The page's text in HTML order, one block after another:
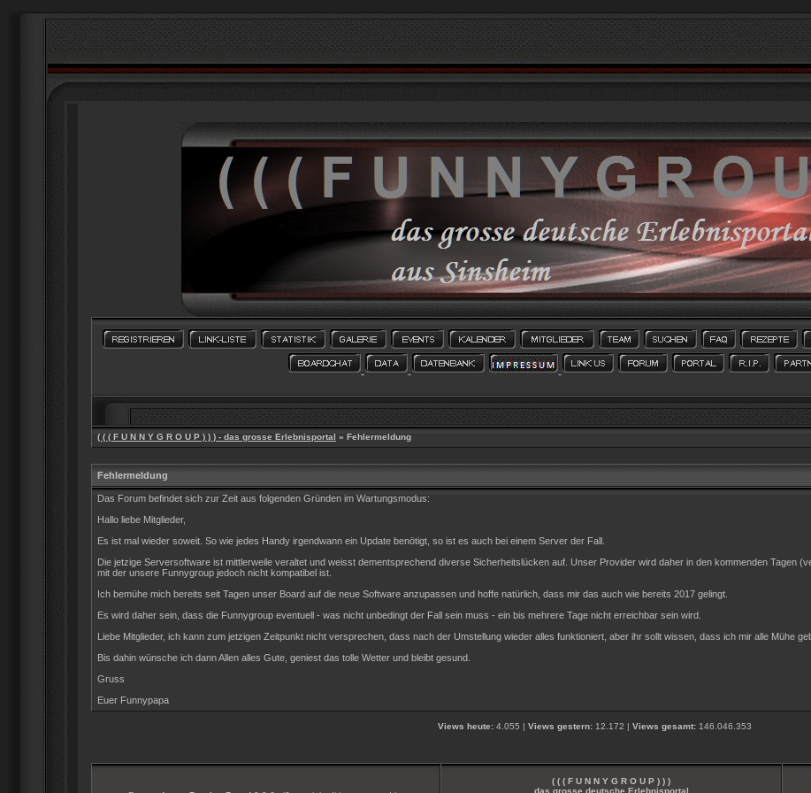
( ( ( F U N N Y G R O U P ) ) ) - das grosse Erlebnisportal » Fehlermeldung
Fehlermeldung
Das Forum befindet sich zur Zeit aus folgenden Gründen im Wartungsmodus:
Hallo liebe Mitglieder,
Es ist mal wieder soweit. So wie jedes Handy irgendwann ein Update benötigt, so ist es auch bei einem Server der Fall.
Die jetzige Serversoftware ist mittlerweile veraltet und weisst dementsprechend diverse Sicherheitslücken auf. Unser Provider wird daher in den kommenden Tagen
mit der unsere Funnygroup jedoch nicht kompatibel ist.
Ich bemühe mich bereits seit Tagen unser Board auf die neue Software anzupassen und hoffe natürlich, dass mir das auch wie bereits 2017 gelingt.
Es wird daher sein, dass die Funnygroup eventuell - was nicht unbedingt der Fall sein muss - ein bis mehrere Tage nicht erreichbar sein wird.
Liebe Mitglieder, ich kann zum jetzigen Zeitpunkt nicht versprechen, dass nach der Umstellung wieder alles funktioniert, aber ihr sollt wissen, dass ich mir alle Mühe
Bis dahin wünsche ich dann Allen alles Gute, geniest das tolle Wetter und bleibt gesund.
Gruss
Euer Funnypapa
Views heute:4.055 | Views gestern:12.172 | Views gesamt:146.046.353
( ( ( F U N N Y G R O U P ) ) )
das grosse deutsche Erlebnisportal